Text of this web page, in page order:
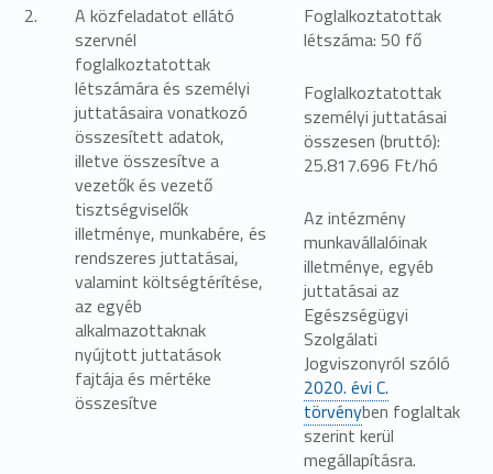
2.
A közfeladatot ellátó
szervnél
foglalkoztatottak
létszámára és személyi
juttatásaira vonatkozó
összesített adatok,
illetve összesítve a
vezetők és vezető
tisztségviselők
illetménye, munkabére, és
rendszeres juttatásai,
valamint költségtérítése,
az egyéb
alkalmazottaknak
nyújtott juttatások
fajtája és mértéke
összesítve
Foglalkoztatottak
létszáma: 50 fő
Foglalkoztatottak
személyi juttatásai
összesen (bruttó):
25.817.696 Ft/hó
Az intézmény
munkavállalóinak
illetménye, egyéb
juttatásai az
Egészségügyi
Szolgálati
Jogviszonyról szóló
2020. évi C.
törvényben foglaltak
szerint kerül
megállapításra.